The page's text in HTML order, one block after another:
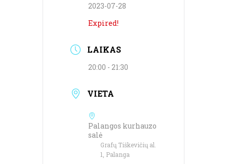
2023-07-28
Expired!
LAIKAS
20:00 - 21:30
VIETA
Palangos kurhauzo
salė
Grafų Tiškevičių al.
1, Palanga